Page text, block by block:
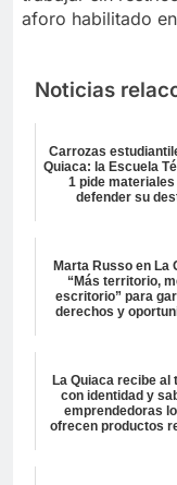
aforo habilitado
Noticias
Carrozas
Quiaca: la Escuela
1 pide materiales
defender su
Marta Russo en La
“Más territorio,
escritorio” para
derechos y
La Quiaca recibe al
con identidad y
emprendedoras
ofrecen productos